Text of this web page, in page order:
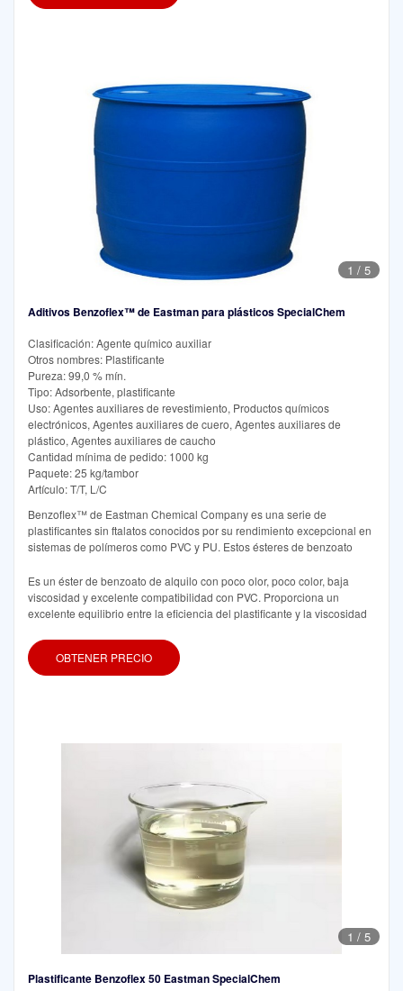
1 / 5
Aditivos Benzoflex™ de Eastman para plásticos SpecialChem
Clasificación: Agente químico auxiliar
Otros nombres: Plastificante
Pureza: 99,0 % mín.
Tipo: Adsorbente, plastificante
Uso: Agentes auxiliares de revestimiento, Productos químicos
electrónicos, Agentes auxiliares de cuero, Agentes auxiliares de
plástico, Agentes auxiliares de caucho
Cantidad mínima de pedido: 1000 kg
Paquete: 25 kg/tambor
Artículo: T/T, L/C
Benzoflex™ de Eastman Chemical Company es una serie de
plastificantes sin ftalatos conocidos por su rendimiento excepcional en
sistemas de polímeros como PVC y PU. Estos ésteres de benzoato
Es un éster de benzoato de alquilo con poco olor, poco color, baja
viscosidad y excelente compatibilidad con PVC. Proporciona un
excelente equilibrio entre la eficiencia del plastificante y la viscosidad
OBTENER PRECIO
1 / 5
Plastificante Benzoflex 50 Eastman SpecialChem